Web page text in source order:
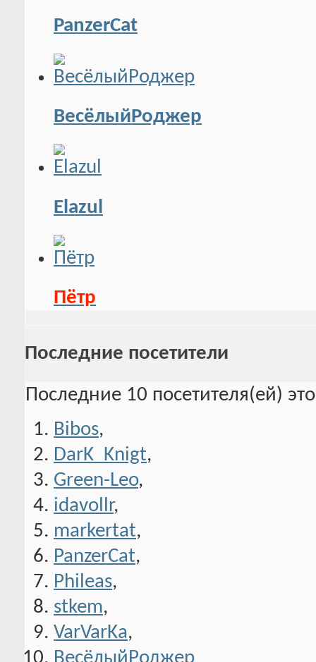
PanzerCat
ВесёлыйРоджер
Elazul
Пётр
Последние посетители
Последние 10 посетителя(ей)
Bibos,
DarK_Knigt,
Green-Leo,
idavollr,
markertat,
PanzerCat,
Phileas,
stkem,
VarVarKa,